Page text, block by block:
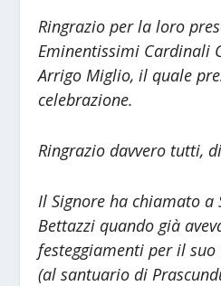
Ringrazio per la loro
Eminentissimi Cardinali
Arrigo Miglio, il quale
celebrazione.
Ringrazio davvero tutti,
Il Signore ha chiamato a
Bettazzi quando già
festeggiamenti per il suo
(al santuario di